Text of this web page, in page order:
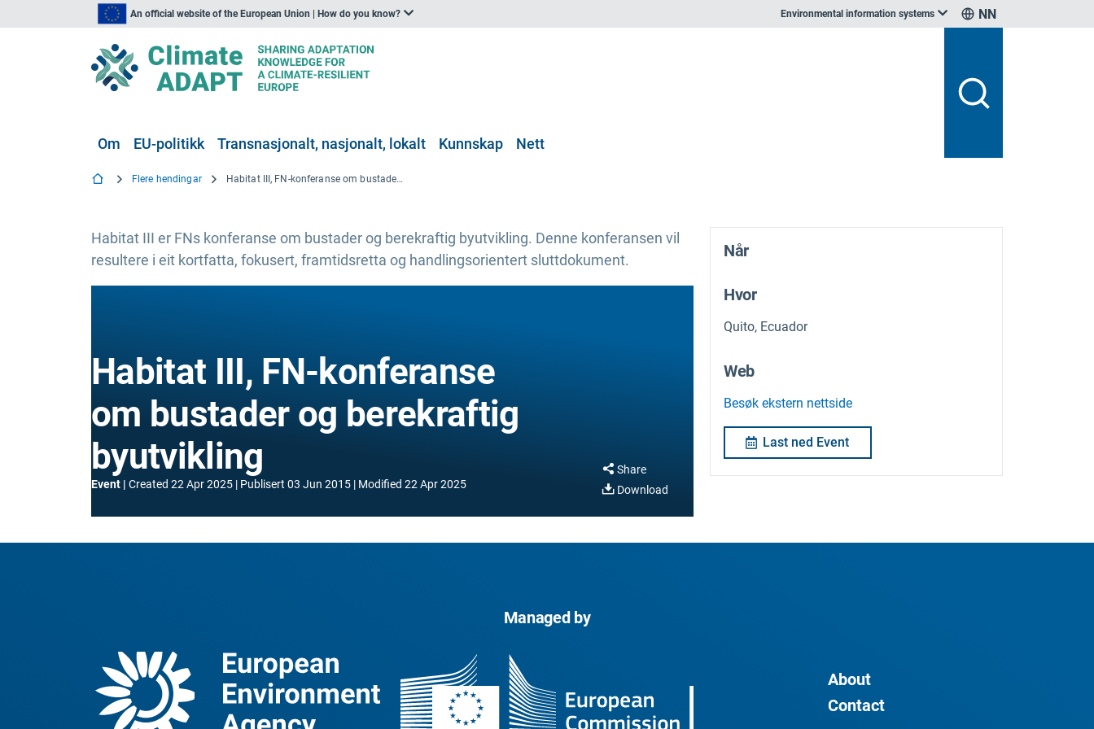
An official website of the European Union | How do you know? Environmental information systems NN
Om EU-politikk Transnasjonalt, nasjonalt, lokalt Kunnskap Nett
Flere hendingar Habitat III, FN-konferanse om bustader og berekraftig byutvikling
Habitat III er FNs konferanse om bustader og berekraftig byutvikling. Denne konferansen vil
resultere i eit kortfatta, fokusert, framtidsretta og handlingsorientert sluttdokument.
Habitat III, FN-konferanse
om bustader og berekraftig
byutvikling
Event Created 22 Apr 2025 Publisert 03 Jun 2015 Modified 22 Apr 2025
Share
Download
Når
Hvor
Quito, Ecuador
Web
Besøk ekstern nettside
Last ned Event
Managed by
About
Contact